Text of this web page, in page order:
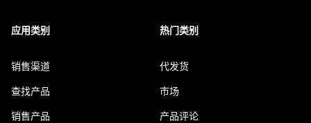
应用类别
销售渠道
查找产品
销售产品
热门类别
代发货
市场
产品评论